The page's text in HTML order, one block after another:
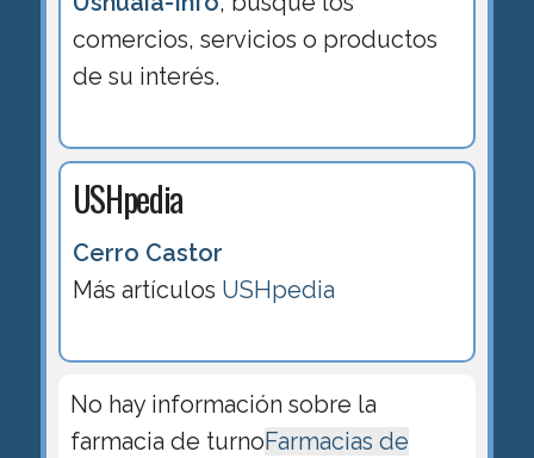
comercios, servicios o productos
de su interés.
USHpedia
Cerro Castor
Más artículos USHpedia
No hay información sobre la
farmacia de turnoFarmacias de